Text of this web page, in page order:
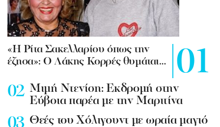
«Η Ρίτα Σακελλαρίου όπως την
έζησα»: Ο Λάκης Κορρές θυμάται…
Mιμή Ντενίση: Εκδρομή στην
Εύβοια παρέα με την Μαριτίνα
Θεές του Χόλιγουντ με ωραία μαγιό